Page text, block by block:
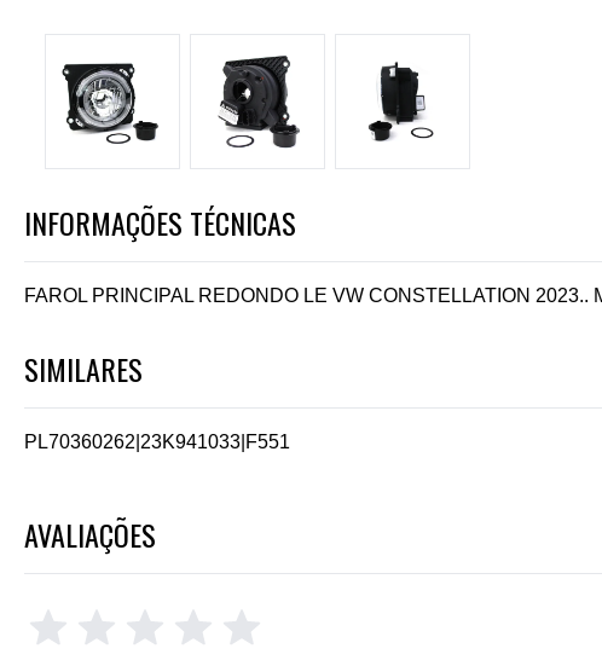
INFORMAÇÕES TÉCNICAS
FAROL PRINCIPAL REDONDO LE VW CONSTELLATION
SIMILARES
PL70360262 23K941033 F551
AVALIAÇÕES